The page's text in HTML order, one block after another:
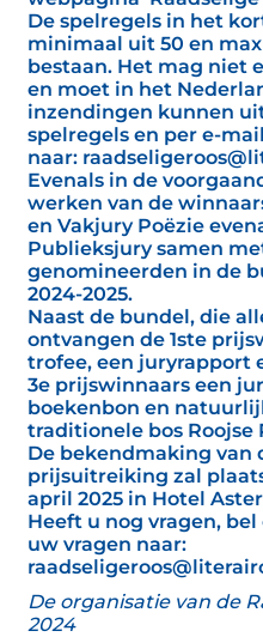
De spelregels in het
minimaal uit 50 en
bestaan. Het mag niet
en moet in het
inzendingen kunnen
spelregels en per e-
naar:
Evenals in de
werken van de
en Vakjury Poëzie
Publieksjury samen
genomineerden in de
2024-2025.
Naast de bundel, die
ontvangen de 1ste
trofee, een juryrapport
3e prijswinnaars een
boekenbon en
traditionele bos Roojse
De bekendmaking van
prijsuitreiking zal
april 2025 in Hotel
Heeft u nog vragen, bel
uw vragen naar:
De organisatie van de
2024